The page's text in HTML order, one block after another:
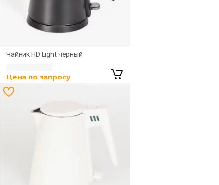
Новинка
Чайник HD Light чёрный
Цена по запросу